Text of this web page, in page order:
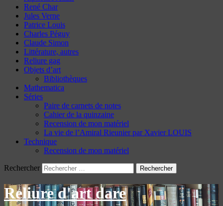
René Char
Jules Verne
Patrice Louis
Charles Péguy
Claude Simon
Littérature, autres
Reliure gag
Objets d’art
Bibliothèques
Mathematica
Séries
Paire de carnets de notes
Cahier de la quinzaine
Recension de mon matériel
La vie de l’Amiral Rieunier par Xavier LOUIS
Technique
Recension de mon matériel
Rechercher
Reliure d'art dare